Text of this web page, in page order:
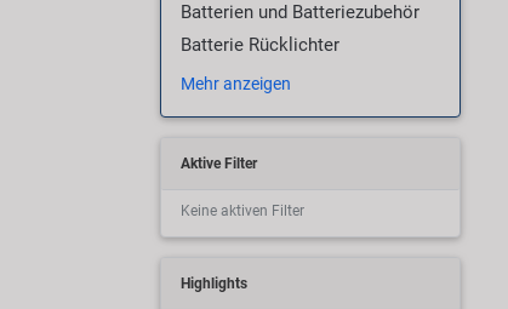
Batterien und Batteriezubehör
Batterie Rücklichter
Mehr anzeigen
Aktive Filter
Keine aktiven Filter
Highlights